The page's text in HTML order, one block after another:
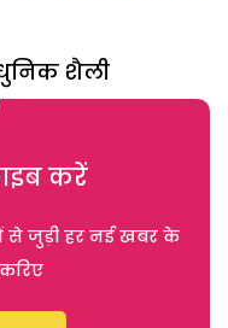
शैली
करें
से जुड़ी हर नई खबर के